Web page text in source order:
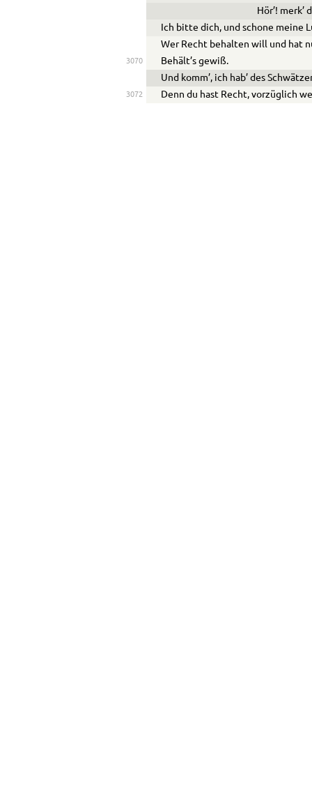
Hör’! merk’
Ich bitte dich, und schone meine
Wer Recht behalten will und hat
3070
Behält’s gewiß.
Und komm’, ich hab’ des
3072 Denn du hast Recht, vorzüglich